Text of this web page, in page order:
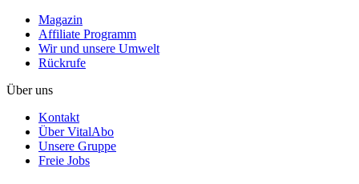
Magazin
Affiliate Programm
Wir und unsere Umwelt
Rückrufe
Über uns
Kontakt
Über VitalAbo
Unsere Gruppe
Freie Jobs